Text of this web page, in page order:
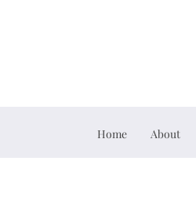
Home About